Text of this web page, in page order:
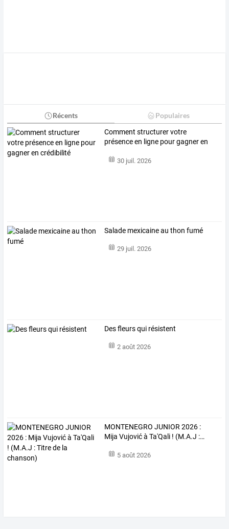
Récents Populaires
Comment structurer votre
présence en ligne pour gagner en
30 juil. 2026
Salade mexicaine au thon fumé
29 juil. 2026
Des fleurs qui résistent
2 août 2026
MONTENEGRO JUNIOR2026 :
Mija Vujovićà Ta'Qali ! (M.A.J :…
5 août 2026